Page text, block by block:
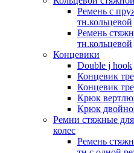
Ремень с
тн.кольцевой
Ремень
тн.кольцевой
Концевики
Double j hook
Концевик
Концевик
Крюк
Крюк
Ремни стяжные
колес
Ремень